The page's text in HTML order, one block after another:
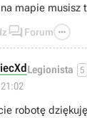
na mapie musisz
 Forum 
Legionista 5
robotę dziękuję